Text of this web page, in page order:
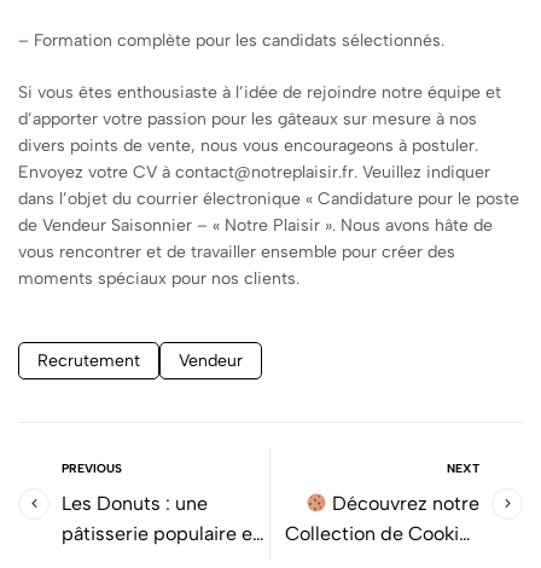
– Formation complète pour les candidats sélectionnés.
Si vous êtes enthousiaste à l’idée de rejoindre notre équipe et
d’apporter votre passion pour les gâteaux sur mesure à nos
divers points de vente, nous vous encourageons à postuler.
Envoyez votre CV à contact@notreplaisir.fr. Veuillez indiquer
dans l’objet du courrier électronique « Candidature pour le poste
de Vendeur Saisonnier – « Notre Plaisir ». Nous avons hâte de
vous rencontrer et de travailler ensemble pour créer des
moments spéciaux pour nos clients.
Recrutement Vendeur
PREVIOUS
Les Donuts : une
pâtisserie populaire et
NEXT
Découvrez notre
Collection de Cookies